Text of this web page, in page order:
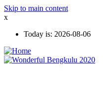
Skip to main content
x
Today is: 2026-08-06